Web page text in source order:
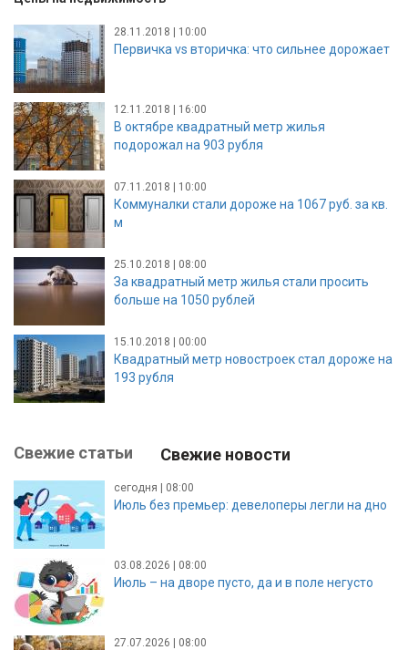
28.11.2018 | 10:00
Первичка vs вторичка: что сильнее дорожает
12.11.2018 | 16:00
В октябре квадратный метр жилья
подорожал на 903 рубля
07.11.2018 | 10:00
Коммуналки стали дороже на 1067 руб. за кв.
м
25.10.2018 | 08:00
За квадратный метр жилья стали просить
больше на 1050 рублей
15.10.2018 | 00:00
Квадратный метр новостроек стал дороже на
193 рубля
Свежие статьи Свежие новости
сегодня | 08:00
Июль без премьер: девелоперы легли на дно
03.08.2026 | 08:00
Июль – на дворе пусто, да и в поле негусто
27.07.2026 | 08:00